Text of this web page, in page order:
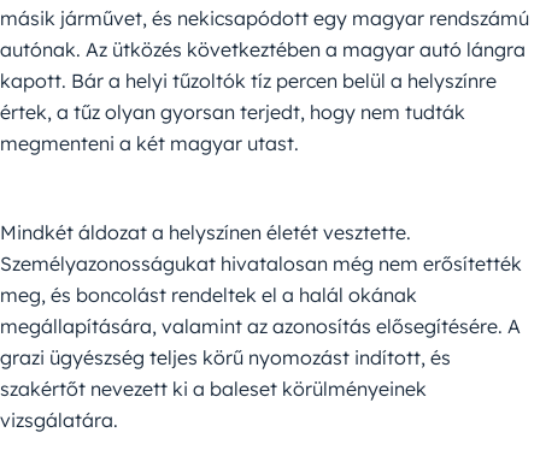
másik járművet, és nekicsapódott egy magyar rendszámú
autónak. Az ütközés következtében a magyar autó lángra
kapott. Bár a helyi tűzoltók tíz percen belül a helyszínre
értek, a tűz olyan gyorsan terjedt, hogy nem tudták
megmenteni a két magyar utast.
Mindkét áldozat a helyszínen életét vesztette.
Személyazonosságukat hivatalosan még nem erősítették
meg, és boncolást rendeltek el a halál okának
megállapítására, valamint az azonosítás elősegítésére. A
grazi ügyészség teljes körű nyomozást indított, és
szakértőt nevezett ki a baleset körülményeinek
vizsgálatára.